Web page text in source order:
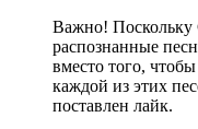
Важно!
распознанные
вместо того,
каждой из этих
поставлен лайк.